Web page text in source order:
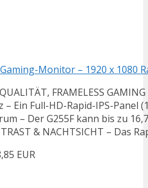
Monitor – 1920 x 1080
FRAMELESS
– Ein Full-HD-Rapid-IPS-Panel
– Der G255F kann bis zu
& NACHTSICHT – Das
EUR